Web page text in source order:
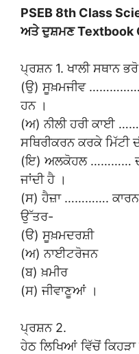
PSEB 8th Class
ਅਤੇ ਦੁਸ਼ਮਣ Textbook
ਪ੍ਰਸ਼ਨ 1. ਖਾਲੀ ਸਥਾਨ ਭਰੋ
(ਉ) ਸੂਖ਼ਮਜੀਵ ……………
ਹਨ ।
(ਅ) ਨੀਲੀ ਹਰੀ ਕਾਈ
ਸਥਿਰੀਕਰਨ ਕਰਕੇ ਮਿੱਟੀ
(ਇ) ਅਲਕੋਹਲ …………
ਜਾਂਦੀ ਹੈ ।
(ਸ) ਹੈਜ਼ਾ …………. ਕਾਰਨ
ਉੱਤਰ-
(ੳ) ਸੂਖ਼ਮਦਰਸ਼ੀ
(ਅ) ਨਾਈਟਰੋਜਨ
(ਬ) ਖ਼ਮੀਰ
(ਸ) ਜੀਵਾਣੂਆਂ ।
ਪ੍ਰਸ਼ਨ 2.
ਹੇਠ ਲਿਖਿਆਂ ਵਿੱਚੋਂ